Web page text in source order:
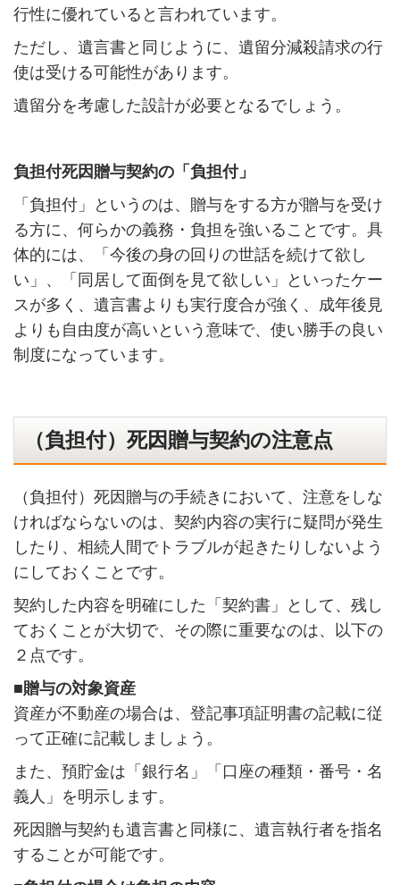
行性に優れていると言われています。
ただし、遺言書と同じように、遺留分減殺請求の行
使は受ける可能性があります。
遺留分を考慮した設計が必要となるでしょう。
負担付死因贈与契約の「負担付」
「負担付」というのは、贈与をする方が贈与を受け
る方に、何らかの義務・負担を強いることです。具
体的には、「今後の身の回りの世話を続けて欲し
い」、「同居して面倒を見て欲しい」といったケー
スが多く、遺言書よりも実行度合が強く、成年後見
よりも自由度が高いという意味で、使い勝手の良い
制度になっています。
（負担付）死因贈与契約の注意点
（負担付）死因贈与の手続きにおいて、注意をしな
ければならないのは、契約内容の実行に疑問が発生
したり、相続人間でトラブルが起きたりしないよう
にしておくことです。
契約した内容を明確にした「契約書」として、残し
ておくことが大切で、その際に重要なのは、以下の
２点です。
■贈与の対象資産
資産が不動産の場合は、登記事項証明書の記載に従
って正確に記載しましょう。
また、預貯金は「銀行名」「口座の種類・番号・名
義人」を明示します。
死因贈与契約も遺言書と同様に、遺言執行者を指名
することが可能です。